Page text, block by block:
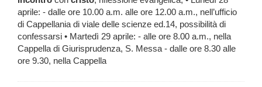
aprile: - dalle ore 10.00 a.m. alle ore 12.00 a.m., nell’ufficio
di Cappellania di viale delle scienze ed.14, possibilità di
confessarsi • Martedì 29 aprile: - alle ore 8.00 a.m., nella
Cappella di Giurisprudenza, S. Messa - dalle ore 8.30 alle
ore 9.30, nella Cappella